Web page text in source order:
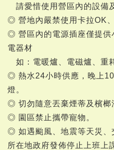
請愛惜使用營區內的設備
◎ 營地內嚴禁使用卡拉OK、
◎ 營區內的電源插座僅提供
電器材
如：電暖爐、電磁爐、重
◎ 熱水24小時供應，晚上
燈。
◎ 切勿隨意丟棄煙蒂及檳榔
◎ 園區禁止攜帶寵物。
◎ 如遇颱風、地震等天災、
所在地政府發佈停止上班上